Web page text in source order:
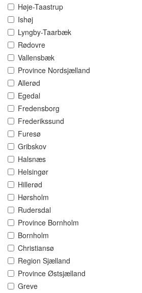
Høje-Taastrup
Ishøj
Lyngby-Taarbæk
Rødovre
Vallensbæk
Province Nordsjælland
Allerød
Egedal
Fredensborg
Frederikssund
Furesø
Gribskov
Halsnæs
Helsingør
Hillerød
Hørsholm
Rudersdal
Province Bornholm
Bornholm
Christiansø
Region Sjælland
Province Østsjælland
Greve